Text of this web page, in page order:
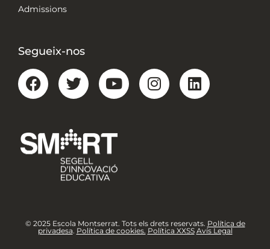
Admissions
Segueix-nos
© 2025 Escola Montserrat. Tots els drets reservats. Política de
privadesa. Política de cookies. Política XXSS Avís Legal